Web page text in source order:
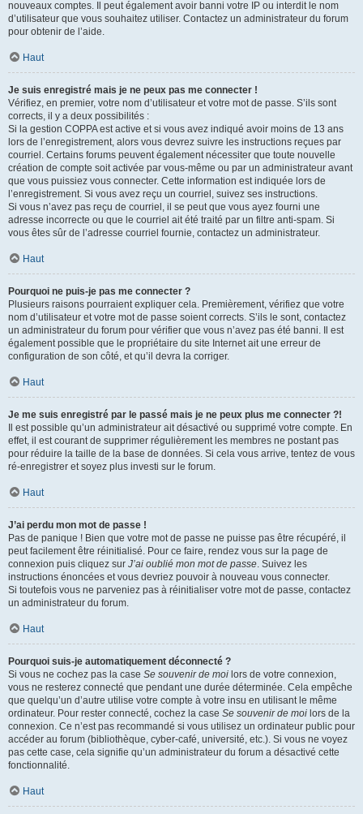
nouveaux comptes. Il peut également avoir banni votre IP ou interdit le nom
d’utilisateur que vous souhaitez utiliser. Contactez un administrateur du forum
pour obtenir de l’aide.
Haut
Je suis enregistré mais je ne peux pas me connecter !
Vérifiez, en premier, votre nom d’utilisateur et votre mot de passe. S’ils sont
corrects, il y a deux possibilités :
Si la gestion COPPA est active et si vous avez indiqué avoir moins de 13 ans
lors de l’enregistrement, alors vous devrez suivre les instructions reçues par
courriel. Certains forums peuvent également nécessiter que toute nouvelle
création de compte soit activée par vous-même ou par un administrateur avant
que vous puissiez vous connecter. Cette information est indiquée lors de
l’enregistrement. Si vous avez reçu un courriel, suivez ses instructions.
Si vous n’avez pas reçu de courriel, il se peut que vous ayez fourni une
adresse incorrecte ou que le courriel ait été traité par un filtre anti-spam. Si
vous êtes sûr de l’adresse courriel fournie, contactez un administrateur.
Haut
Pourquoi ne puis-je pas me connecter ?
Plusieurs raisons pourraient expliquer cela. Premièrement, vérifiez que votre
nom d’utilisateur et votre mot de passe soient corrects. S’ils le sont, contactez
un administrateur du forum pour vérifier que vous n’avez pas été banni. Il est
également possible que le propriétaire du site Internet ait une erreur de
configuration de son côté, et qu’il devra la corriger.
Haut
Je me suis enregistré par le passé mais je ne peux plus me connecter ?!
Il est possible qu’un administrateur ait désactivé ou supprimé votre compte. En
effet, il est courant de supprimer régulièrement les membres ne postant pas
pour réduire la taille de la base de données. Si cela vous arrive, tentez de vous
ré-enregistrer et soyez plus investi sur le forum.
Haut
J’ai perdu mon mot de passe !
Pas de panique ! Bien que votre mot de passe ne puisse pas être récupéré, il
peut facilement être réinitialisé. Pour ce faire, rendez vous sur la page de
connexion puis cliquez sur J’ai oublié mon mot de passe. Suivez les
instructions énoncées et vous devriez pouvoir à nouveau vous connecter.
Si toutefois vous ne parveniez pas à réinitialiser votre mot de passe, contactez
un administrateur du forum.
Haut
Pourquoi suis-je automatiquement déconnecté ?
Si vous ne cochez pas la case Se souvenir de moi lors de votre connexion,
vous ne resterez connecté que pendant une durée déterminée. Cela empêche
que quelqu’un d’autre utilise votre compte à votre insu en utilisant le même
ordinateur. Pour rester connecté, cochez la case Se souvenir de moi lors de la
connexion. Ce n’est pas recommandé si vous utilisez un ordinateur public pour
accéder au forum (bibliothèque, cyber-café, université, etc.). Si vous ne voyez
pas cette case, cela signifie qu’un administrateur du forum a désactivé cette
fonctionnalité.
Haut